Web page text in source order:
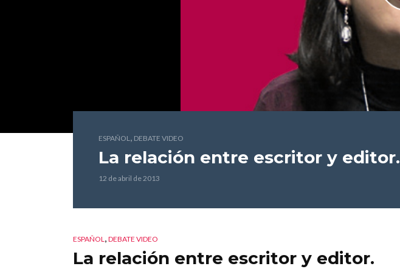
ESPAÑOL, DEBATE VIDEO
La relación entre escritor y editor.
12 de abril de 2013
ESPAÑOL, DEBATE VIDEO
La relación entre escritor y editor.